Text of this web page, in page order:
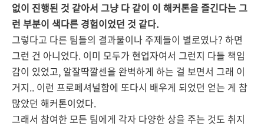
없이 진행된 것 같아서 그냥 다 같이 이 해커톤을 즐긴다는 그
런 부분이 색다른 경험이었던 것 같다.
그렇다고 다른 팀들의 결과물이나 주제들이 별로였나? 하면
그런 건 아니었다. 이미 모두가 현업자여서 그런지 다들 책임
감이 있었고, 알잘딱깔센을 완벽하게 하는 걸 보면서 그래 이
거지.. 이런 프로페셔널함에 또다시 배우게 되었던 얻는 게 참
많았던 해커톤이었다.
그래서 참여한 모든 팀에게 각자 다양한 상을 주는 것도 취지